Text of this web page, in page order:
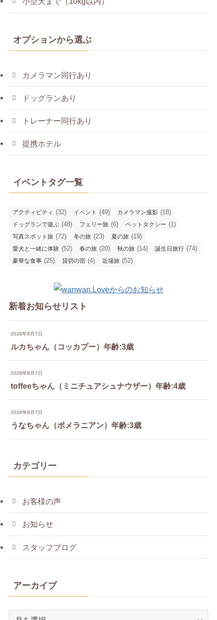
オプションから選ぶ
カメラマン同行あり
ドッグランあり
トレーナー同行あり
提携ホテル
イベントタグ一覧
アクティビティ (32) イベント (49) カメラマン撮影 (18)
ドッグランで遊ぶ (48) フェリー旅 (6) ペットタクシー (1)
写真スポット旅 (72) 冬の旅 (23) 夏の旅 (19)
愛犬と一緒に体験 (52) 春の旅 (20) 秋の旅 (14) 誕生日旅行 (74)
豪華な食事 (25) 貸切の宿 (4) 近場旅 (52)
新着お知らせリスト
2026年8月7日
ルカちゃん（コッカプー）年齢:3歳
2026年8月7日
toffeeちゃん（ミニチュアシュナウザー）年齢:4歳
2026年8月7日
うなちゃん（ポメラニアン）年齢:3歳
カテゴリー
お客様の声
お知らせ
スタッフブログ
アーカイブ